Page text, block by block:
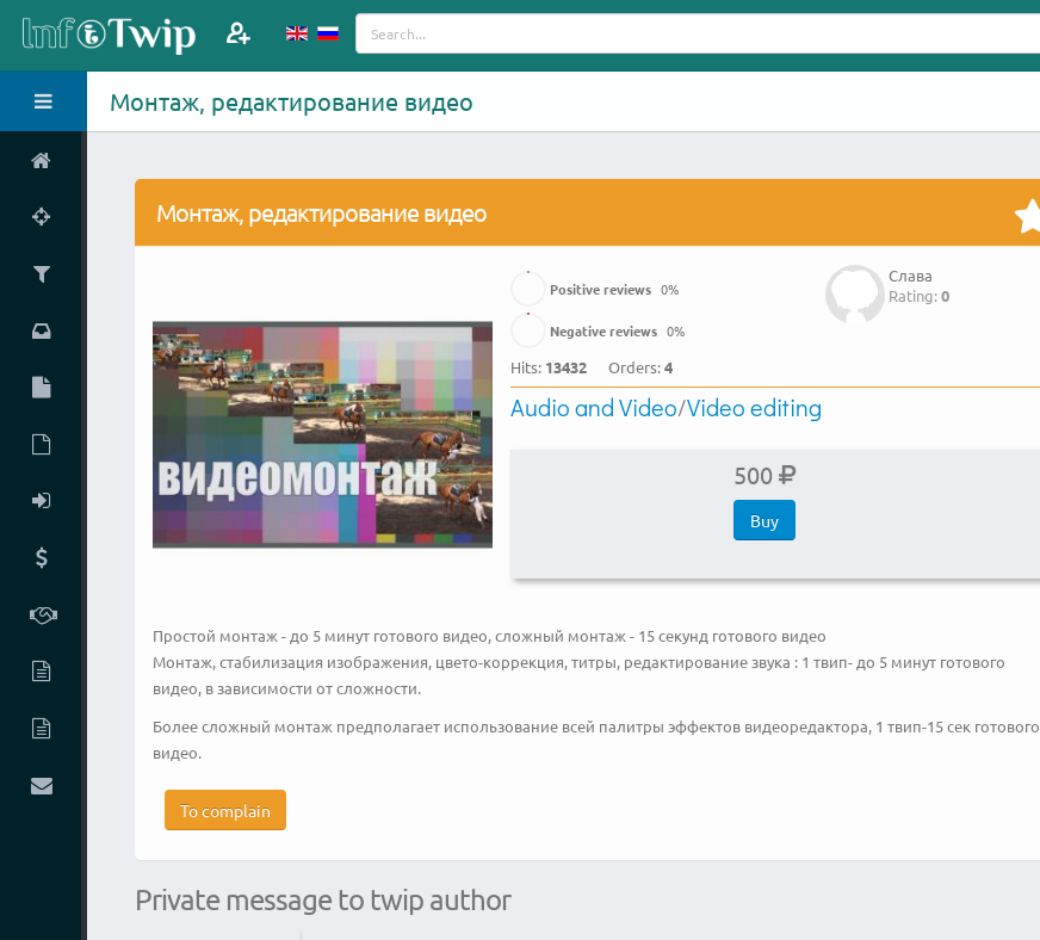
Монтаж, редактирование видео
Монтаж, редактирование видео
Слава
Rating:0
Positive reviews 0%
Negative reviews 0%
Hits: 13432 Orders:4
Audio and Video/Video editing
500
Buy
Простой монтаж - до 5 минут готового видео, сложный монтаж - 15 секунд готового видео
Монтаж, стабилизация изображения, цвето-коррекция, титры, редактирование звука : 1 твип- до 5 минут готового
видео, в зависимости от сложности.
Более сложный монтаж предполагает использование всей палитры эффектов видеоредактора, 1 твип-15 сек готового
видео.
To complain
Private message to twip author